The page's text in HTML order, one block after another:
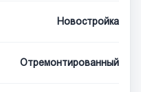
Новостройка
Отремонтированный